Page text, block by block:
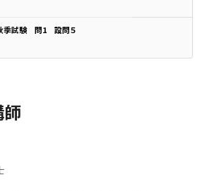
季試験 問1 設問５
師